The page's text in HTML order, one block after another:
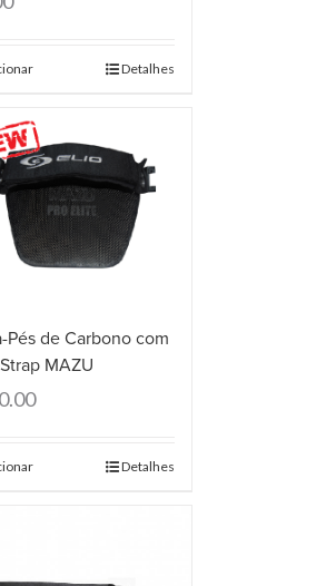
Detalhes
Pés de Carbono com
MAZU
Detalhes